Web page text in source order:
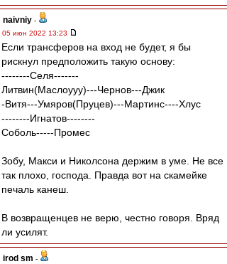
naivniy -
05 июн 2022 13:23
Если трансферов на вход не будет, я бы
рискнул предположить такую основу:
--------Селя-------
Литвин(Маслоууу)---Чернов---Джик
-Витя---Умяров(Пруцев)---Мартинс----Хлус
--------Игнатов--------
Соболь-----Промес
Зобу, Макси и Николсона держим в уме. Не все
так плохо, господа. Правда вот на скамейке
печаль канеш.
В возвращенцев не верю, честно говоря. Вряд
ли усилят.
irod sm -